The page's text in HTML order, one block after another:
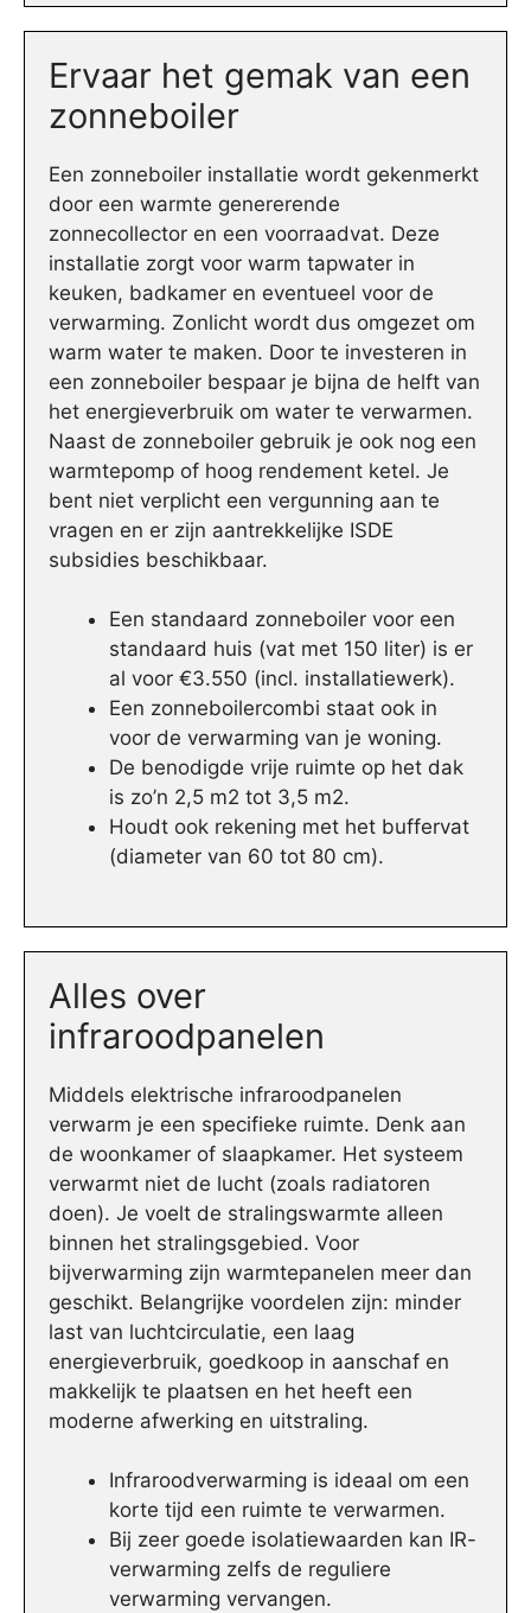
Ervaar het gemak van een
zonneboiler
Een zonneboiler installatie wordt gekenmerkt
door een warmte genererende
zonnecollector en een voorraadvat. Deze
installatie zorgt voor warm tapwater in
keuken, badkamer en eventueel voor de
verwarming. Zonlicht wordt dus omgezet om
warm water te maken. Door te investeren in
een zonneboiler bespaar je bijna de helft van
het energieverbruik om water te verwarmen.
Naast de zonneboiler gebruik je ook nog een
warmtepomp of hoog rendement ketel. Je
bent niet verplicht een vergunning aan te
vragen en er zijn aantrekkelijke ISDE
subsidies beschikbaar.
Een standaard zonneboiler voor een
standaard huis (vat met 150 liter) is er
al voor €3.550 (incl. installatiewerk).
Een zonneboilercombi staat ook in
voor de verwarming van je woning.
De benodigde vrije ruimte op het dak
is zo’n 2,5 m2 tot 3,5 m2.
Houdt ook rekening met het buffervat
(diameter van 60 tot 80 cm).
Alles over
infraroodpanelen
Middels elektrische infraroodpanelen
verwarm je een specifieke ruimte. Denk aan
de woonkamer of slaapkamer. Het systeem
verwarmt niet de lucht (zoals radiatoren
doen). Je voelt de stralingswarmte alleen
binnen het stralingsgebied. Voor
bijverwarming zijn warmtepanelen meer dan
geschikt. Belangrijke voordelen zijn: minder
last van luchtcirculatie, een laag
energieverbruik, goedkoop in aanschaf en
makkelijk te plaatsen en het heeft een
moderne afwerking en uitstraling.
Infraroodverwarming is ideaal om een
korte tijd een ruimte te verwarmen.
Bij zeer goede isolatiewaarden kan IR-
verwarming zelfs de reguliere
verwarming vervangen.